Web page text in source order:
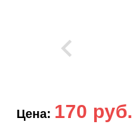
Цена: 170 руб.